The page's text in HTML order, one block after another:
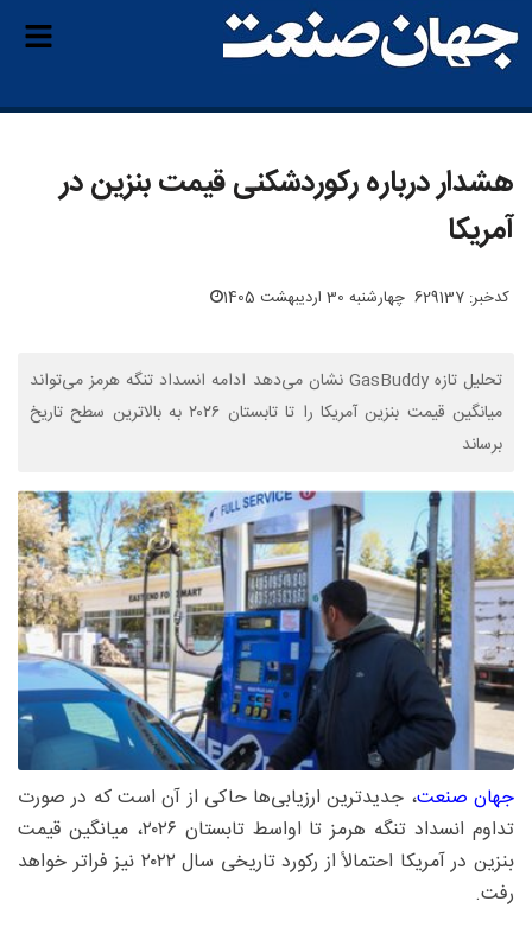
هشدار درباره رکوردشکنی قیمت بنزین در
آمریکا
کدخبر: 629137 چهارشنبه 30 اردیبهشت 1405
تحلیل تازه GasBuddy نشان می‌دهد ادامه انسداد تنگه هرمز می‌تواند
میانگین قیمت بنزین آمریکا را تا تابستان ۲۰۲۶ به بالاترین سطح تاریخ
برساند
جهان صنعت، جدیدترین ارزیابی‌ها حاکی از آن است که در صورت
تداوم انسداد تنگه هرمز تا اواسط تابستان ۲۰۲۶، میانگین قیمت
بنزین در آمریکا احتمالاً از رکورد تاریخی سال ۲۰۲۲ نیز فراتر خواهد
رفت.